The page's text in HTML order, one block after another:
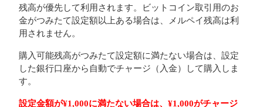
残高が優先して利用されます。ビットコイン取引用のお
金がつみたて設定額以上ある場合は、メルペイ残高は利
用されません。
購入可能残高がつみたて設定額に満たない場合は、設定
した銀行口座から自動でチャージ（入金）して購入しま
す。
設定金額が¥1,000に満たない場合は、¥1,000がチャージ